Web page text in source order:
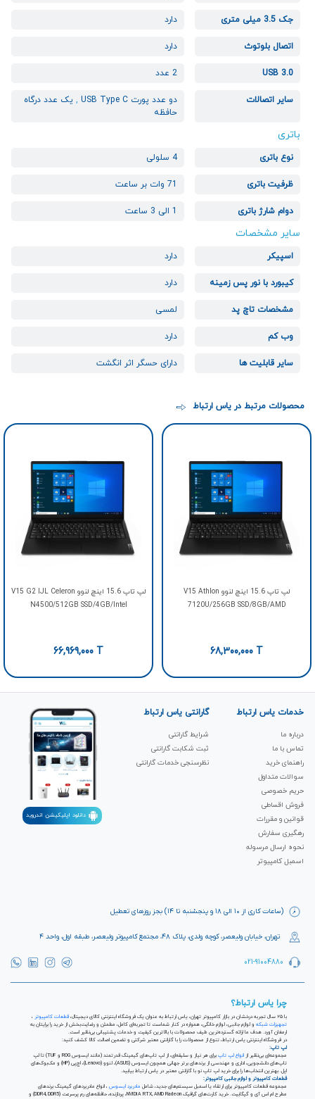
جک 3.5 میلی متری دارد
اتصال بلوتوث دارد
USB 3.0 2 عدد
سایر اتصالات دو عدد پورت USB Type C , یک عدد درگاه
حافظه
باتری
نوع باتری 4 سلولی
ظرفیت باتری 71 وات بر ساعت
دوام شارژ باتری 1 الی 3 ساعت
سایر مشخصات
اسپیکر دارد
کیبورد با نور پس زمینه دارد
مشخصات تاچ پد لمسی
وب کم دارد
سایر قابلیت ها دارای حسگر اثر انگشت
محصولات مرتبط در یاس ارتباط
لپ تاپ 15.6 اینچ لنوو V15 Athlon
7120U/256GB SSD/8GB/AMD
68,300,000 T
لپ تاپ 15.6 اینچ لنوو V15 G2 IJL Celeron
N4500/512GB SSD/4GB/Intel
66,969,000 T
(ساعات کاری از ۱۰ الی ۱۸ و پنجشنبه تا ۱۴) بجز روزهای تعطیل
تهران، خیابان ولیعصر، کوچه ولدی، پلاک ۴۸، مجتمع کامپیوتر ولیعصر، طبقه اول، واحد ۴
021-91004880
خدمات یاس ارتباط
درباره ما
تماس با ما
راهنمای خرید
سوالات متداول
حریم خصوصی
فروش اقساطی
قوانین و مقررات
رهگیری سفارش
نحوه ارسال مرسوله
اسمبل کامپیوتر
گارانتی یاس ارتباط
شرایط گارانتی
ثبت شکابت‌ گارانتی
نظرسنجی خدمات گارانتی
دانلود اپلیکیشن اندروید
چرا یاس ارتباط؟
با ۲۵ سال تجربه درخشان در بازار کامپیوتر تهران، یاس ارتباط به عنوان یک فروشگاه اینترنتی کالای دیجیتال، قطعات کامپیوتر
تجهیزات شبکه
و لوازم جانبی، لوازم خانگی، همواره در کنار شماست تا تجربه‌ای کامل، مطمئن و رضایت‌بخش از خرید را برایتان به
ارمغان آورد. هدف ما ارائه گسترده‌ترین طیف محصولات با بالاترین کیفیت و خدمات پشتیبانی بی‌نظیر است.
در فروشگاه اینترنتی یاس ارتباط، تنوع از محصولات را با گارانتی معتبر شرکتی و تضمین اصالت کالا کشف کنید:
لپ تاپ:
مجموعه‌ای بی‌نظیر از انواع لپ تاپ
برای هر نیاز و سلیقه‌ای، از لپ تاپ‌های گیمینگ قدرتمند (مانند ایسوس ROG و TUF) تا لپ
تاپ‌های دانشجویی، اداری و مهندسی از برندهای برتر جهانی همچون ایسوس (ASUS)، لنوو (Lenovo)، اچ‌پی (HP) و مک‌بوک‌های
اپل. بهترین انتخاب‌ها را برای خرید لپ تاپ نو با گارانتی معتبر در یاس ارتباط بیابید.
قطعات کامپیوتر و لوازم جانبی کامپیوتر:
مجموعه قطعات کامپیوتر برای ارتقاء یا اسمبل سیستم‌های جدید، شامل مادربرد ایسوس ، انواع مادربردهای گیمینگ برندهای
مطرح ام اس آی و گیگابیت. خرید کارت‌های گرافیک NVIDIA RTX, AMD Radeon، پردازنده‌، حافظه‌های رم پرسرعت (DDR4, DDR5) و